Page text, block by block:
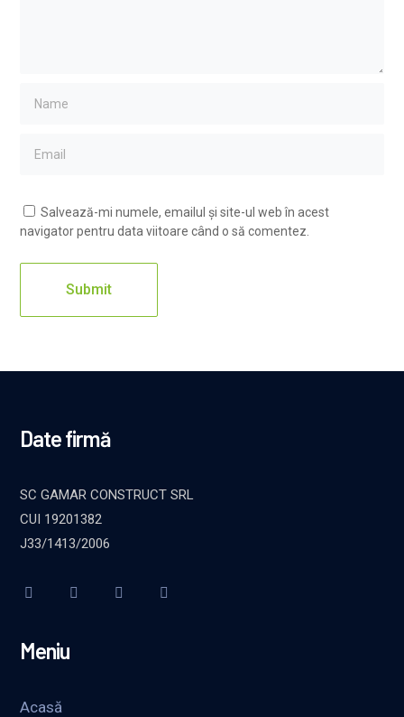
Salvează-mi numele, emailul și site-ul web în acest
navigator pentru data viitoare când o să comentez.
Date firmă
SC GAMAR CONSTRUCT SRL
CUI 19201382
J33/1413/2006
Meniu
Acasă